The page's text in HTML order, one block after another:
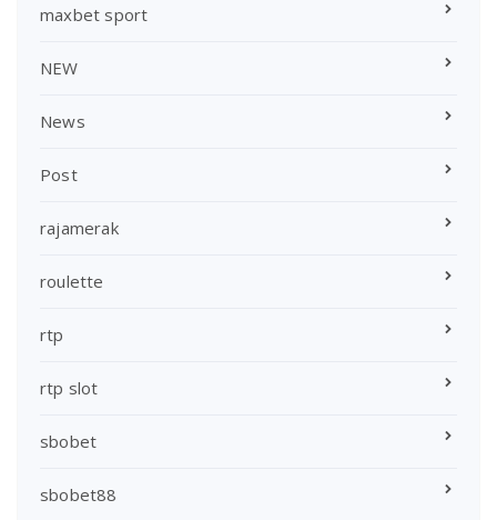
maxbet sport
NEW
News
Post
rajamerak
roulette
rtp
rtp slot
sbobet
sbobet88